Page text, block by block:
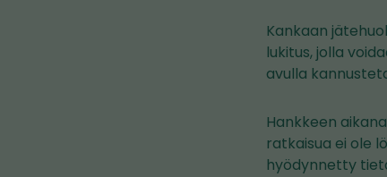
Kankaan
lukitus, jolla
avulla
Hankkeen
ratkaisua ei ole
hyödynnetty